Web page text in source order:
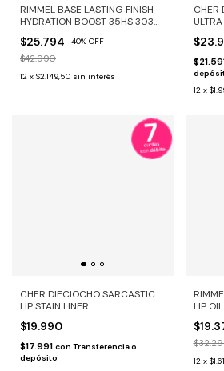
RIMMEL BASE LASTING FINISH
HYDRATION BOOST 35HS 303
$25.794 -40% OFF
$42.990
12 x $2.149,50 sin interés
CHER
12 x
CHER DIECIOCHO SARCASTIC
LIP STAIN LINER
$19.990
$17.991 con Transferencia o
depósito
LIP
12 x